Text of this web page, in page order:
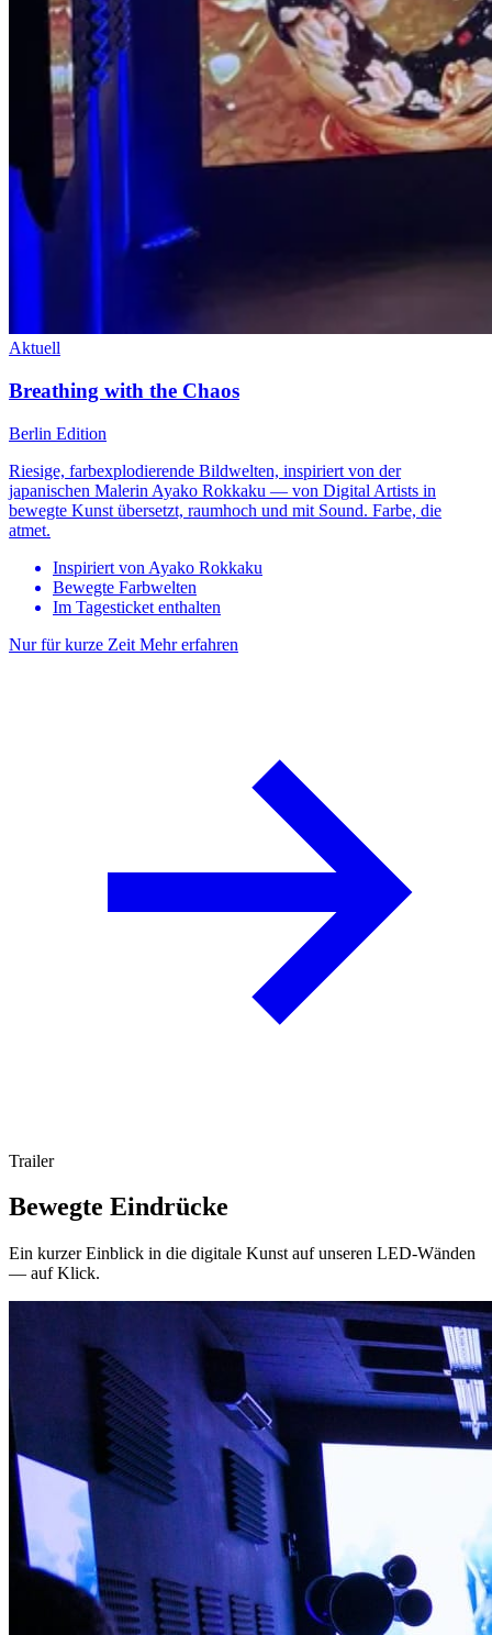
Aktuell
Breathing with the Chaos
Berlin Edition
Riesige, farbexplodierende Bildwelten, inspiriert von der
japanischen Malerin Ayako Rokkaku — von Digital Artists in
bewegte Kunst übersetzt, raumhoch und mit Sound. Farbe, die
atmet.
Inspiriert von Ayako Rokkaku
Bewegte Farbwelten
Im Tagesticket enthalten
Nur für kurze Zeit Mehr erfahren
Trailer
Bewegte Eindrücke
Ein kurzer Einblick in die digitale Kunst auf unseren LED-Wänden
— auf Klick.